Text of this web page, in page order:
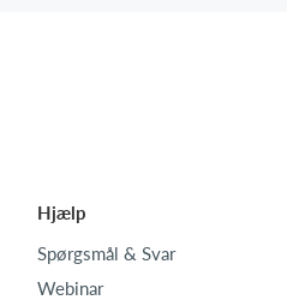
Hjælp
Spørgsmål & Svar
Webinar